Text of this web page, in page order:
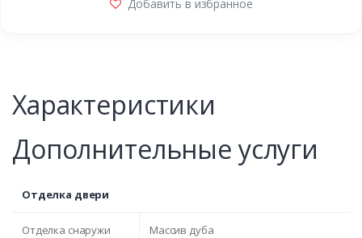
Добавить в избранное
Характеристики
Дополнительные услуги
Отделка двери
Отделка снаружи Массив дуба